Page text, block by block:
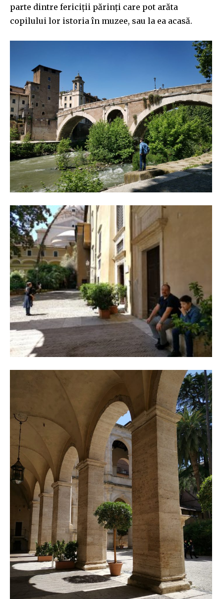
parte dintre fericiții părinți care pot arăta
copilului lor istoria în muzee, sau la ea acasă.